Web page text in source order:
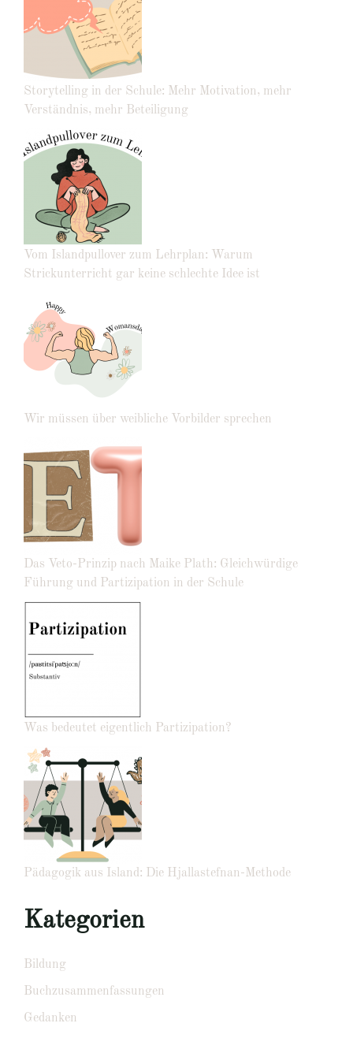
Storytelling in der Schule: Mehr Motivation, mehr
Verständnis, mehr Beteiligung
Vom Islandpullover zum Lehrplan: Warum
Strickunterricht gar keine schlechte Idee ist
Wir müssen über weibliche Vorbilder sprechen
Das Veto-Prinzip nach Maike Plath: Gleichwürdige
Führung und Partizipation in der Schule
Was bedeutet eigentlich Partizipation?
Pädagogik aus Island: Die Hjallastefnan-Methode
Kategorien
Bildung
Buchzusammenfassungen
Gedanken